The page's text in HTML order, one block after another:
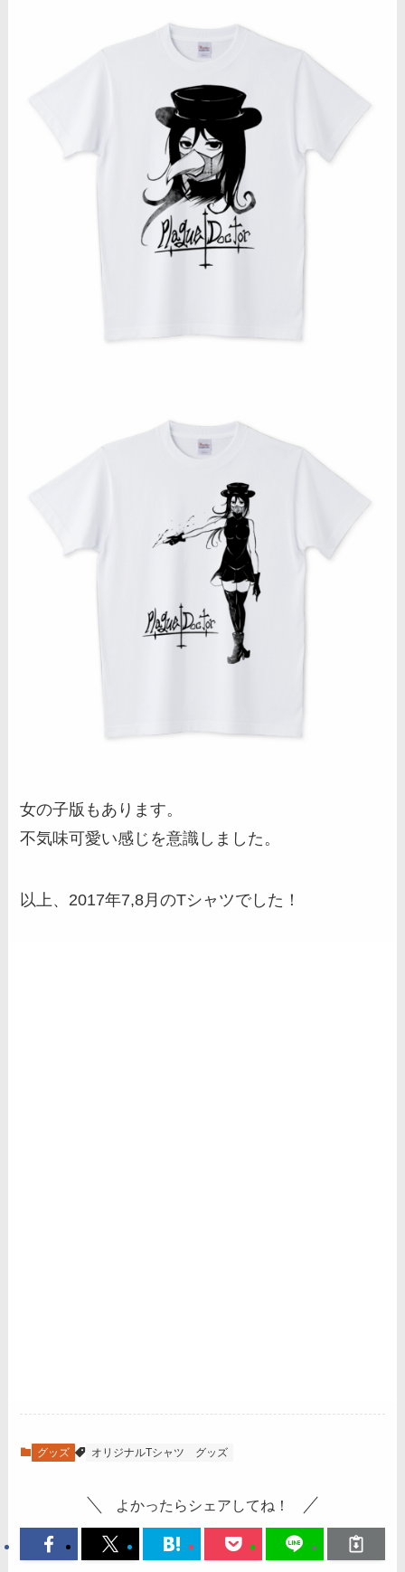
女の子版もあります。
不気味可愛い感じを意識しました。
以上、2017年7,8月のTシャツでした！
グッズ オリジナルTシャツ グッズ
よかったらシェアしてね！